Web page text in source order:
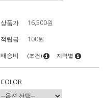
상품가 16,500원
적립금
100원
배송비
(조건) 지역별
COLOR